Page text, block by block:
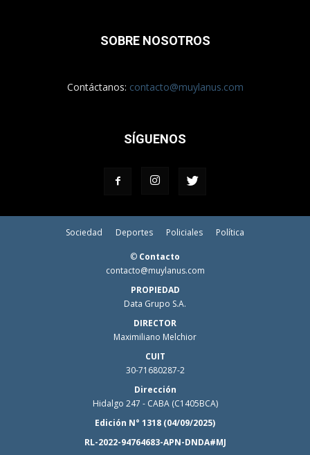
SOBRE NOSOTROS
Contáctanos: contacto@muylanus.com
SÍGUENOS
Sociedad Deportes Policiales Política
© Contacto
contacto@muylanus.com
PROPIEDAD
Data Grupo S.A.
DIRECTOR
Maximiliano Melchior
CUIT
30-71680287-2
Dirección
Hidalgo 247 - CABA (C1405BCA)
Edición N° 1318 (04/09/2025)
RL-2022-94764683-APN-DNDA#MJ